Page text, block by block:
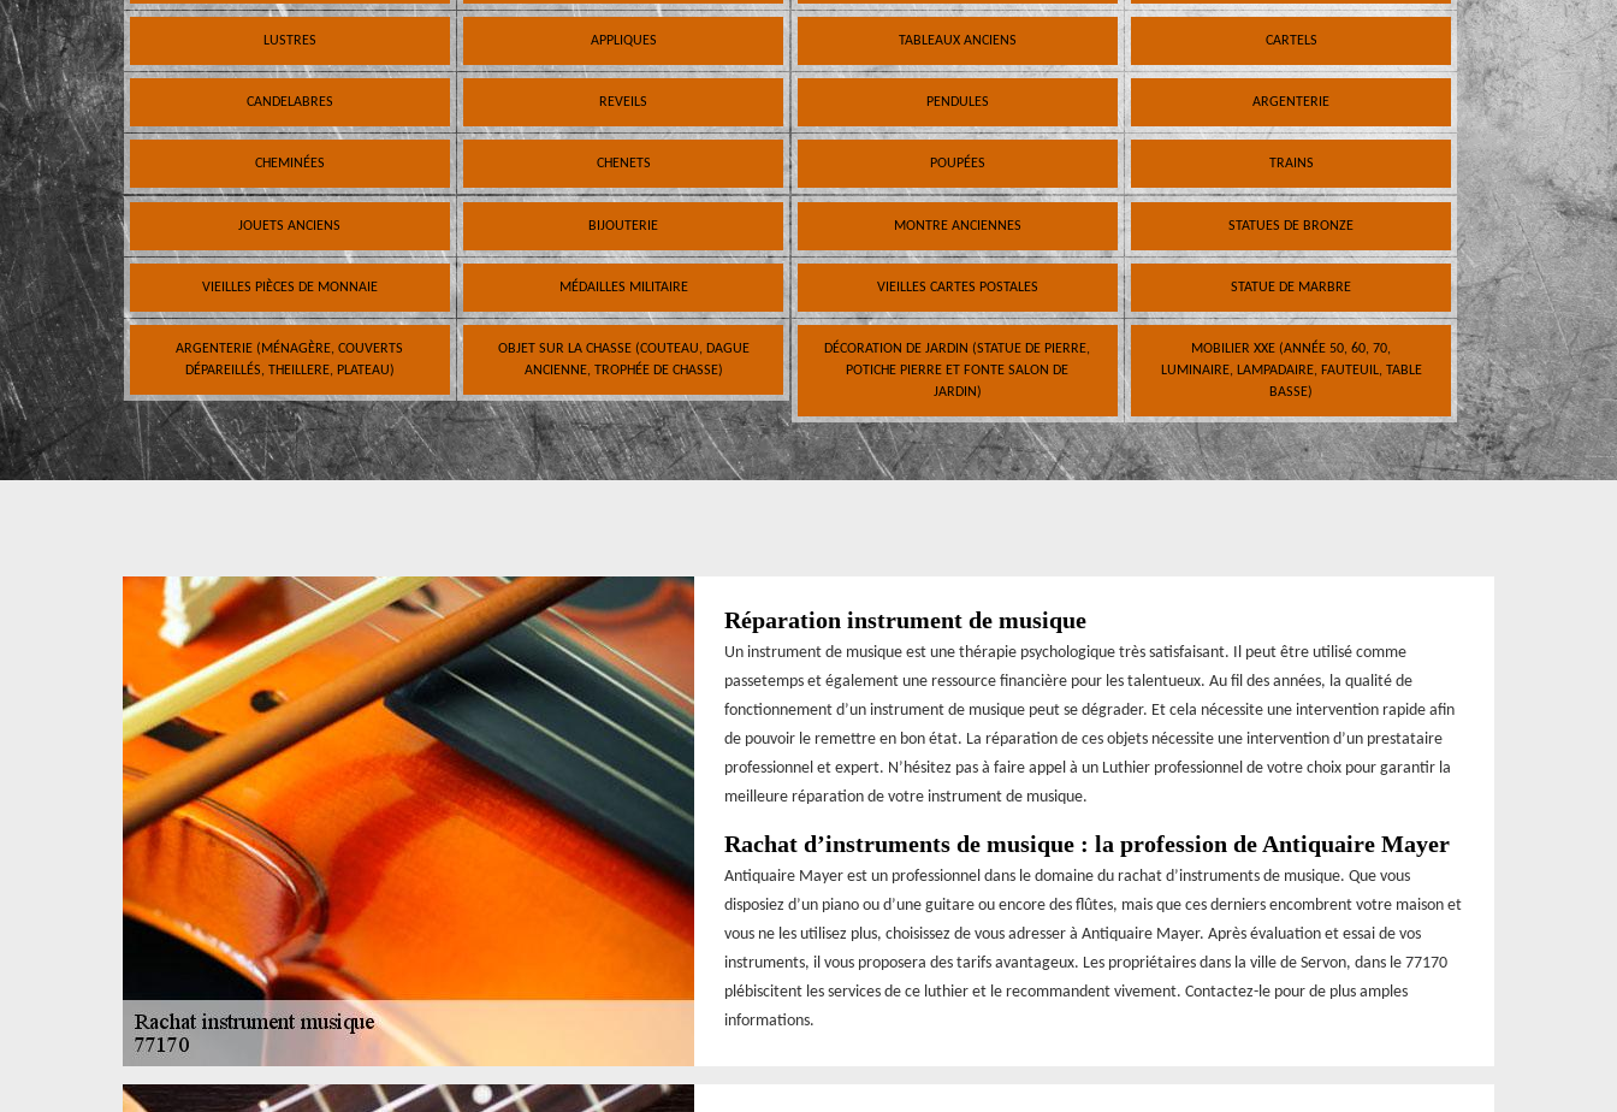
LUSTRES APPLIQUES TABLEAUX ANCIENS CARTELS
CANDELABRES REVEILS PENDULES ARGENTERIE
CHEMINÉES CHENETS POUPÉES TRAINS
JOUETS ANCIENS BIJOUTERIE MONTRE ANCIENNES STATUES DE BRONZE
VIEILLES PIÈCES DE MONNAIE MÉDAILLES MILITAIRE VIEILLES CARTES POSTALES STATUE DE MARBRE
ARGENTERIE (MÉNAGÈRE, COUVERTS
DÉPAREILLÉS, THEILLERE, PLATEAU)
OBJET SUR LA CHASSE (COUTEAU, DAGUE
ANCIENNE, TROPHÉE DE CHASSE)
DÉCORATION DE JARDIN (STATUE DE PIERRE,
POTICHE PIERRE ET FONTE SALON DE
JARDIN)
MOBILIER XXE (ANNÉE 50, 60, 70,
LUMINAIRE, LAMPADAIRE, FAUTEUIL, TABLE
BASSE)
Réparation instrument de musique
Un instrument de musique est une thérapie psychologique très satisfaisant. Il peut être utilisé comme
passetemps et également une ressource financière pour les talentueux. Au fil des années, la qualité de
fonctionnement d’un instrument de musique peut se dégrader. Et cela nécessite une intervention rapide afin
de pouvoir le remettre en bon état. La réparation de ces objets nécessite une intervention d’un prestataire
professionnel et expert. N’hésitez pas à faire appel à un Luthier professionnel de votre choix pour garantir la
meilleure réparation de votre instrument de musique.
Rachat d’instruments de musique : la profession de Antiquaire Mayer
Antiquaire Mayer est un professionnel dans le domaine du rachat d’instruments de musique. Que vous
disposiez d’un piano ou d’une guitare ou encore des flûtes, mais que ces derniers encombrent votre maison et
vous ne les utilisez plus, choisissez de vous adresser à Antiquaire Mayer. Après évaluation et essai de vos
instruments, il vous proposera des tarifs avantageux. Les propriétaires dans la ville de Servon, dans le 77170
plébiscitent les services de ce luthier et le recommandent vivement. Contactez-le pour de plus amples
informations.